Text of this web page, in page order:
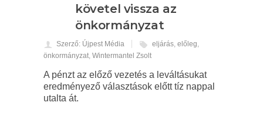
követel vissza az
önkormányzat
Szerző: Újpest Média eljárás, előleg,
önkormányzat, Wintermantel Zsolt
A pénzt az előző vezetés a leváltásukat
eredményező választások előtt tíz nappal
utalta át.